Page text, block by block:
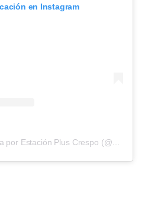
en Instagram